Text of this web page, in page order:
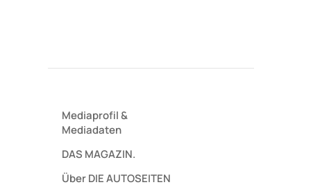
Mediaprofil&
Mediadaten
DAS MAGAZIN.
Über DIE AUTOSEITEN